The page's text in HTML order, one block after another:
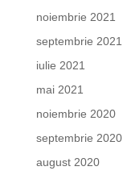
noiembrie 2021
septembrie 2021
iulie 2021
mai 2021
noiembrie 2020
septembrie 2020
august 2020